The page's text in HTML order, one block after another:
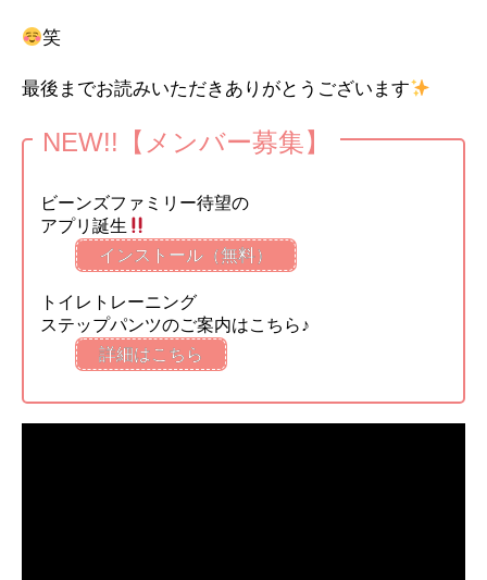
笑
最後までお読みいただきありがとうございます
NEW!!【メンバー募集】
ビーンズファミリー待望の
アプリ誕生
インストール（無料）
トイレトレーニング
ステップパンツのご案内はこちら♪
詳細はこちら